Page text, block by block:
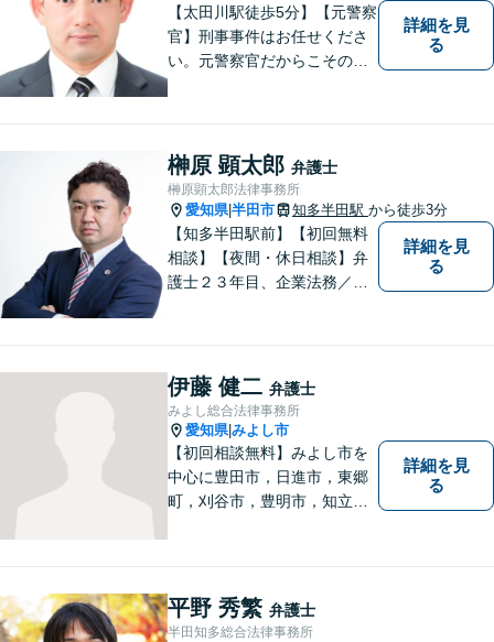
【太田川駅徒歩5分】【元警察
官】刑事事件はお任せくださ
い。元警察官だからこその視
ることはございません。元警
察官の経験を活かした交通事
故事案対応もいたします。
詳細を見
る
榊原 顕太郎 弁護士
榊原顕太郎法律事務所
愛知県|半田市 知多半田駅 から徒歩3分
【知多半田駅前】【初回無料
相談】【夜間・休日相談】弁
護士２３年目、企業法務／交
護士が、事業経営を強力サポ
ートいたします！【ネット予
約可】【駐車場あり】【見積
無料】
詳細を見
る
伊藤 健二 弁護士
みよし総合法律事務所
愛知県|みよし市
【初回相談無料】みよし市を
中心に豊田市，日進市，東郷
町，刈谷市，豊明市，知立市
にこだわり，依頼者との「信
頼関係」を大切にしていま
す。
詳細を見
る
平野 秀繁 弁護士
半田知多総合法律事務所